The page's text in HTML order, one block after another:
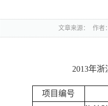
文章来源： 作者
2013年
项目编号